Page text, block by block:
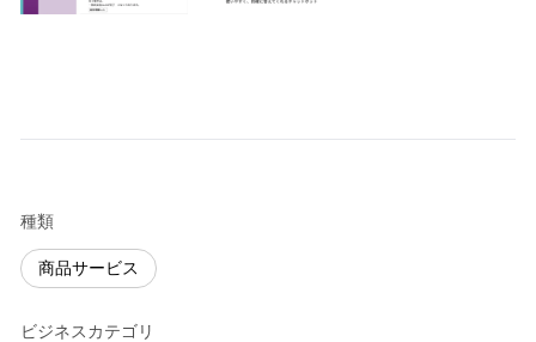
種類
商品サービス
ビジネスカテゴリ